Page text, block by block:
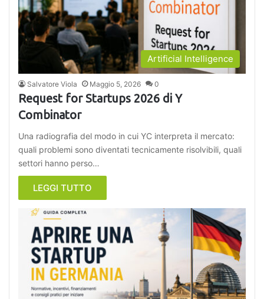
Artificial Intelligence
Salvatore Viola Maggio 5, 2026 0
Request for Startups 2026 di Y
Combinator
Una radiografia del modo in cui YC interpreta il mercato:
quali problemi sono diventati tecnicamente risolvibili, quali
settori hanno perso…
LEGGI TUTTO